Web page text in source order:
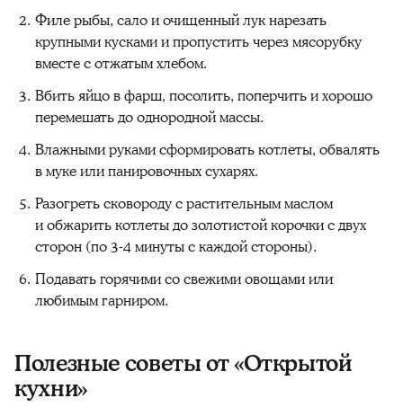
Филе рыбы, сало и очищенный лук нарезать
крупными кусками и пропустить через мясорубку
вместе с отжатым хлебом.
Вбить яйцо в фарш, посолить, поперчить и хорошо
перемешать до однородной массы.
Влажными руками сформировать котлеты, обвалять
в муке или панировочных сухарях.
Разогреть сковороду с растительным маслом
и обжарить котлеты до золотистой корочки с двух
сторон (по 3-4 минуты с каждой стороны).
Подавать горячими со свежими овощами или
любимым гарниром.
Полезные советы от «Открытой
кухни»